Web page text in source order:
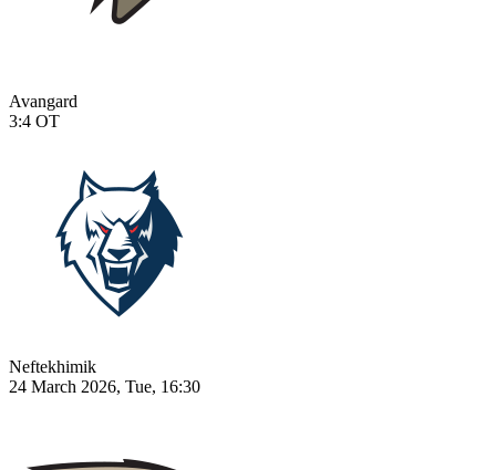
Avangard
3:4 OT
Neftekhimik
24 March 2026, Tue, 16:30